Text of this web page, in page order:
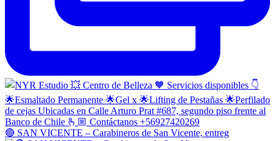
🔴 SAN VICENTE – Carabineros de San Vicente, entreg